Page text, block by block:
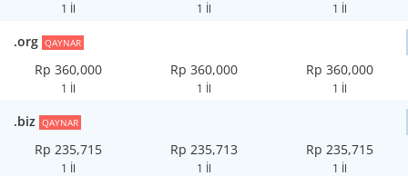
1 İl 1 İl 1 İl
.org QAYNAR
Rp 360,000
1 İl
Rp 360,000
1 İl
Rp 360,000
1 İl
.biz QAYNAR
Rp 235,715
1 İl
Rp 235,713
1 İl
Rp 235,715
1 İl